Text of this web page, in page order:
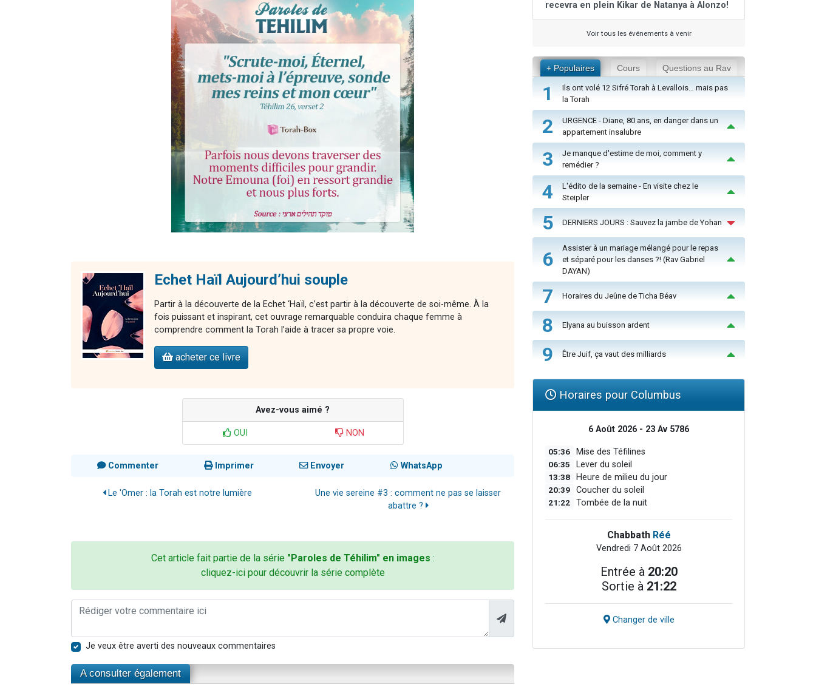
Echet Haïl Aujourd’hui souple
Partir à la découverte de la Echet ‘Haïl, c’est partir à la découverte de soi-même. À la
fois puissant et inspirant, cet ouvrage remarquable conduira chaque femme à
comprendre comment la Torah l’aide à tracer sa propre voie.
acheter ce livre
Avez-vous aimé ?
OUI NON
Commenter Imprimer Envoyer WhatsApp
Le 'Omer : la Torah est notre lumière
Une vie sereine #3 : comment ne pas se laisser
abattre ?
Cet article fait partie de la série "Paroles de Téhilim" en images :
cliquez-ici pour découvrir la série complète
Je veux être averti des nouveaux commentaires
A consulter également
recevra en plein Kikar de Natanya à Alonzo!
Voir tous les événements à venir
+ Populaires Cours Questions au Rav
1
Ils ont volé 12 Sifré Torah à Levallois… mais pas
la Torah
2
URGENCE - Diane, 80 ans, en danger dans un
appartement insalubre
3
Je manque d'estime de moi, comment y
remédier ?
4
L'édito de la semaine - En visite chez le
Steipler
5 DERNIERS JOURS : Sauvez la jambe de Yohan
6
Assister à un mariage mélangé pour le repas
et séparé pour les danses ?! (Rav Gabriel
DAYAN)
7 Horaires du Jeûne de Ticha Béav
8 Elyana au buisson ardent
9 Être Juif, ça vaut des milliards
Horaires pour Columbus
6 Août 2026 - 23 Av 5786
05:36 Mise des Téfilines
06:35 Lever du soleil
13:38 Heure de milieu du jour
20:39 Coucher du soleil
21:22 Tombée de la nuit
Chabbath Réé
Vendredi 7 Août 2026
Entrée à 20:20
Sortie à 21:22
Changer de ville